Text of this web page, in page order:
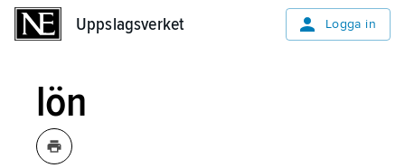
Uppslagsverket Logga in
lön